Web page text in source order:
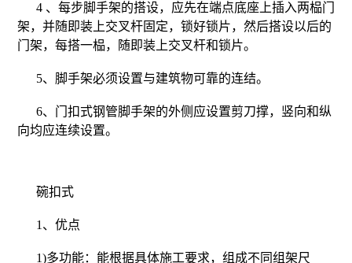
4 、每步脚手架的搭设，应先在端点底座上插入两榀门
架，并随即装上交叉杆固定，锁好锁片，然后搭设以后的
门架，每搭一榀，随即装上交叉杆和锁片。
5、脚手架必须设置与建筑物可靠的连结。
6、门扣式钢管脚手架的外侧应设置剪刀撑，竖向和纵
向均应连续设置。
碗扣式
1、优点
1)多功能：能根据具体施工要求，组成不同组架尺